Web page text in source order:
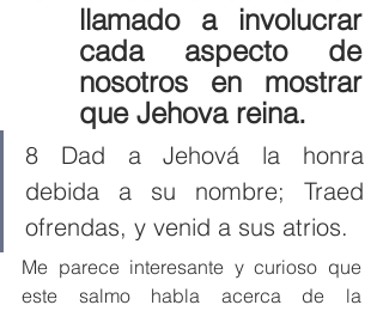
llamado a involucrar
cada aspecto de
nosotros en mostrar
que Jehova reina.
8 Dad a Jehová la honra
debida a su nombre; Traed
ofrendas, y venid a sus atrios.
Me parece interesante y curioso que
este salmo habla acerca de la